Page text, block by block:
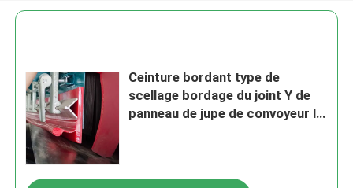
Ceinture bordant type de
scellage bordage du joint Y de
panneau de jupe de convoyeur le